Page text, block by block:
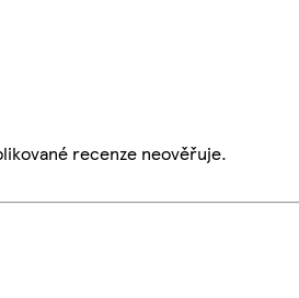
recenze neověřuje.